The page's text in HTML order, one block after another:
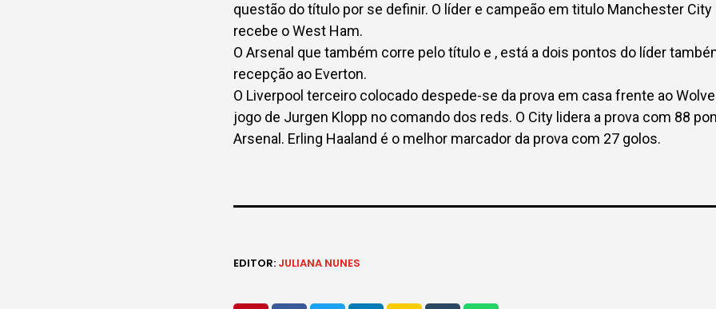
questão do título por se definir. O líder e campeão em titulo Manchester
recebe o West Ham.
O Arsenal que também corre pelo título e , está a dois pontos do líder
recepção ao Everton.
O Liverpool terceiro colocado despede-se da prova em casa frente ao
jogo de Jurgen Klopp no comando dos reds. O City lidera a prova com 88
Arsenal. Erling Haaland é o melhor marcador da prova com 27 golos.
EDITOR: JULIANA NUNES